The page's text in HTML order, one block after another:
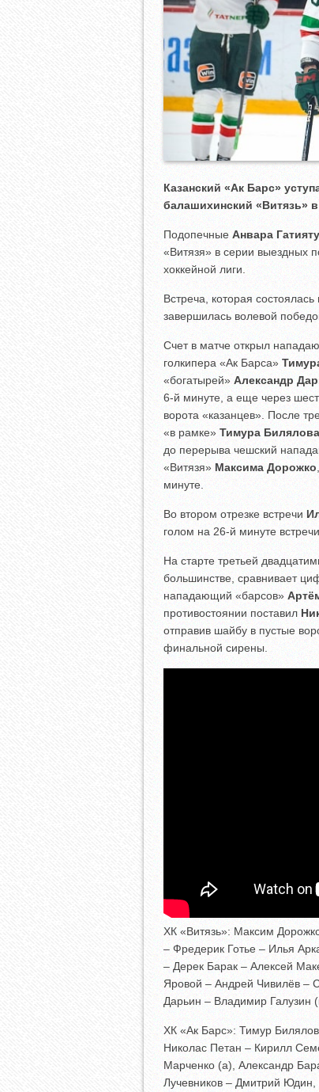
Казанский «Ак Барс»
балашихинский «Витязь»
Подопечные Анвара
«Витязя» в серии выездных
хоккейной лиги.
Встреча, которая
завершилась волевой
Счет в матче открыл
голкипера «Ак Барса»
«богатырей» Александр
6-й минуте, а еще через
ворота «казанцев». После
«в рамке» Тимура Билялова
до перерыва чешский
«Витязя» Максима Дорожко
минуте.
Во втором отрезке встречи
голом на 26-й минуте встречи.
На старте третьей
большинстве, сравнивает
нападающий «барсов»
противостоянии поставил
отправив шайбу в пустые
финальной сирены.
ХК «Витязь»: Максим
– Фредерик Готье – Илья
– Дерек Барак – Алексей
Яровой – Андрей Чивилёв –
Дарьин – Владимир Галузин
ХК «Ак Барс»: Тимур
Николас Петан – Кирилл
Марченко (а), Александр
Лучевников – Дмитрий